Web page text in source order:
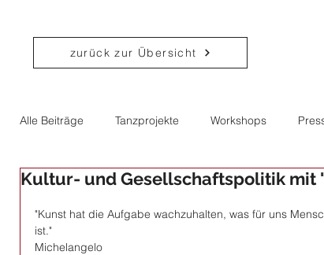
zurück zur Übersicht
Alle Beiträge Tanzprojekte Workshops
Theater Performance Bildung
Politik
Kultur- und Gesellschaftspolitik mit
"Kunst hat die Aufgabe wachzuhalten, was für uns
ist."
Michelangelo